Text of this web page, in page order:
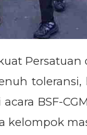
BSF-